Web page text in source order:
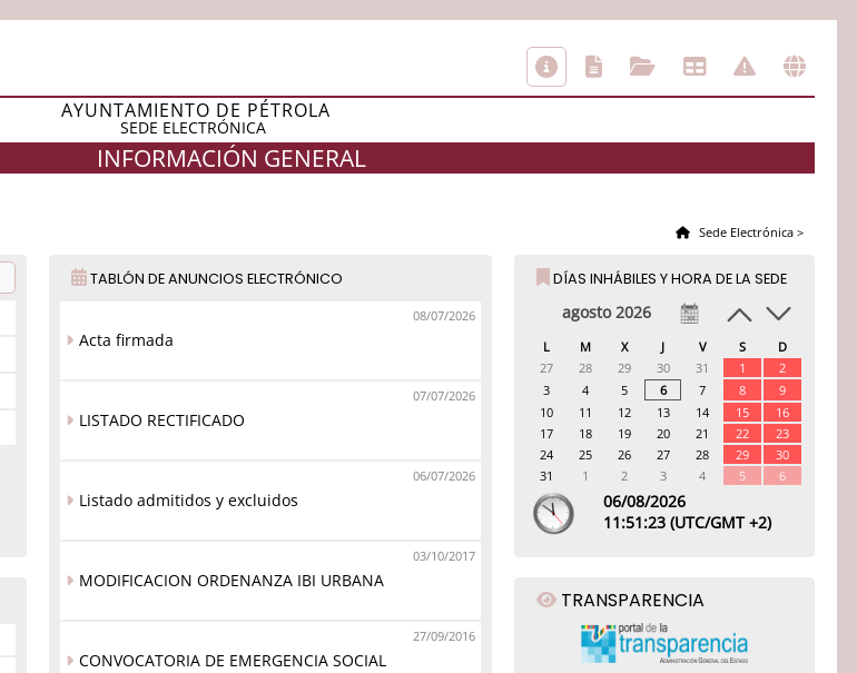
SEDE ELECTRÓNICA
AYUNTAMIENTO DE PÉTROLA
INFORMACIÓN GENERAL
Sede Electrónica >
TABLÓN DE ANUNCIOS ELECTRÓNICO
08/07/2026
Acta firmada
07/07/2026
LISTADO RECTIFICADO
06/07/2026
Listado admitidos y excluidos
03/10/2017
MODIFICACION ORDENANZA IBI URBANA
27/09/2016
CONVOCATORIA DE EMERGENCIA SOCIAL
DÍAS INHÁBILES Y HORA DE LA SEDE
agosto 2026
L M X J V S
D
27
28 29 30 31 1
2
3
4 5 6 7 8
9
10
11 12 13 14 15
16
17
18 19 20 21 22
23
24
25 26 27 28 29
30
31
1 2 3 4 5 6
06/08/2026
11:51:23 (UTC/GMT +2)
TRANSPARENCIA